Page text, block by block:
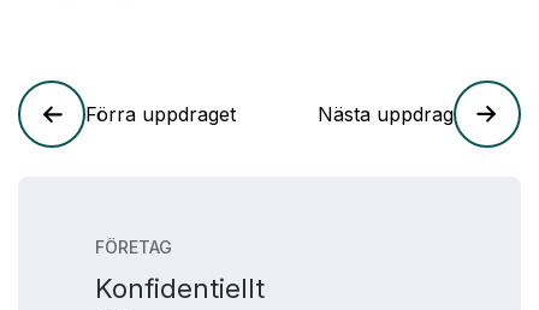
Förra uppdraget Nästa uppdrag
FÖRETAG
Konfidentiellt